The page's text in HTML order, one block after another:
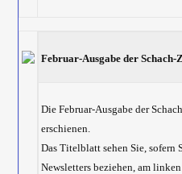
Februar-Ausgabe der Schach-
Die Februar-Ausgabe der
erschienen.
Das Titelblatt sehen Sie,
Newsletters beziehen, am